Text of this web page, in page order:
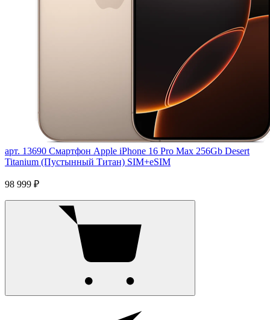
арт. 13690 Смартфон Apple iPhone 16 Pro Max 256Gb Desert
Titanium (Пустынный Титан) SIM+eSIM
98 999 ₽